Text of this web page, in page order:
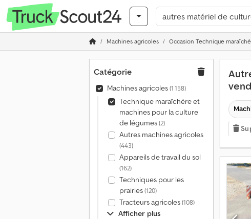
Machines agricoles Occasion Technique
Catégorie
Machines agricoles(1 158)
Technique maraîchère et
machines pour la culture
de légumes(2)
Autres machines agricoles
(443)
Appareils de travail du sol
(162)
Techniques pour les
prairies(120)
Tracteurs agricoles(108)
Afficher plus